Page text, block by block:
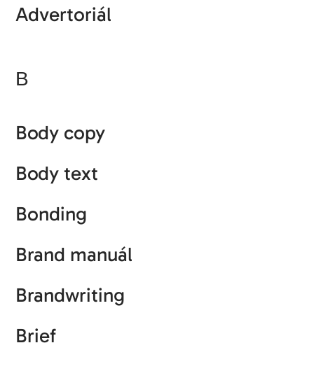
Advertoriál
B
Body copy
Body text
Bonding
Brand manuál
Brandwriting
Brief